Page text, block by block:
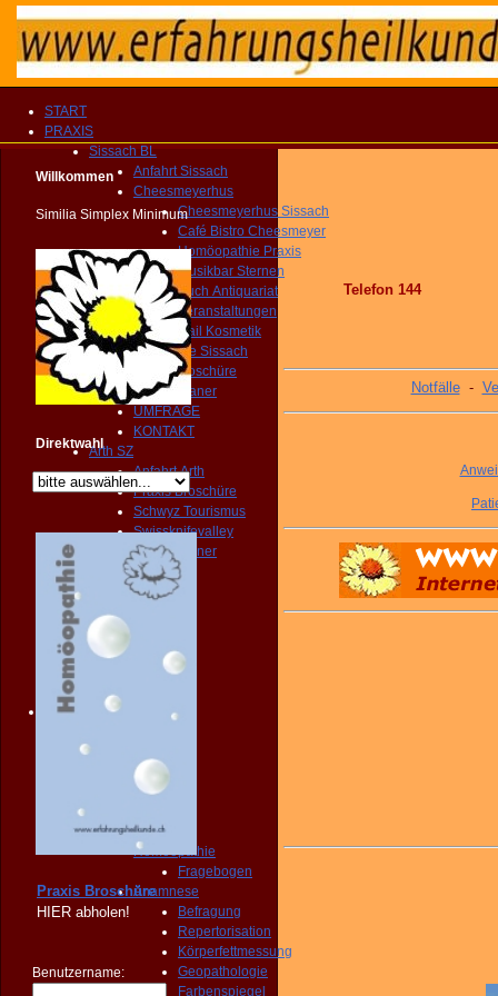
START
PRAXIS
Sissach BL
Anfahrt Sissach
Cheesmeyerhus
Cheesmeyerhus Sissach
Café Bistro Cheesmeyer
Homöopathie Praxis
Musikbar Sternen
Buch Antiquariat
Veranstaltungen
Nail Kosmetik
Gemeinde Sissach
Praxis Broschüre
Routenplaner
UMFRAGE
KONTAKT
Arth SZ
Anfahrt Arth
Praxis Broschüre
Schwyz Tourismus
Swissknifevalley
Routenplaner
KONTAKT
Erreichbarkeit
Fragebogen
Broschüre
Person
KONTAKT
Angebot
Homöopathie
Diagnose
PRAXIS
Homöopathie
Fragebogen
Anamnese
Befragung
Repertorisation
Körperfettmessung
Geopathologie
Farbenspiegel
Willkommen
Similia Simplex Minimum
Direktwahl
Praxis Broschüre
HIER abholen!
Benutzername:
Telefon 144
Notfälle-